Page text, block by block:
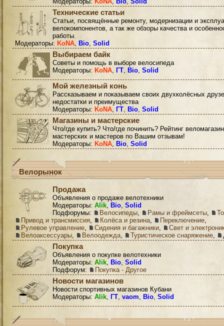
Технические статьи
Статьи, посвящённые ремонту, модернизации и
велокомпонентов, а так же обзоры качества и
работы.
Модераторы: KoNA, Bio, Solid
Выбираем байк
Советы и помощь в выборе велосипеда
Модераторы: KoNA, ГТ, Bio, Solid
Мой железный конь
Рассказываем и показываем своих двухколёсных
недостатки и преимущества
Модераторы: KoNA, ГТ, Bio, Solid
Магазины и мастерские
Что/где купить? Что/где починить? Рейтинг
мастерских и мастеров по Вашим отзывам!
Модераторы: KoNA, Bio, Solid
Велорынок
Продажа
Объявления о продаже велотехники
Модераторы: Alik, Bio, Solid
Подфорумы:
Велосипеды, Рамы и фреймсеты,
Привод и трансмиссия, Колёса и резина, Переключение,
Рулевое управление, Сидения и багажники,
Свет и
Велоаксессуары, Велоодежда, Туристическое снаряжение,
Покупка
Объявления о покупке велотехники
Модераторы: Alik, Bio, Solid
Подфорум:
Покупка - Другое
Новости магазинов
Новости спортивных магазинов Кубани
Модераторы: Alik, ГТ, vaom, Bio, Solid